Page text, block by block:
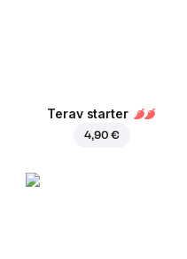
Terav starter
4,90 €